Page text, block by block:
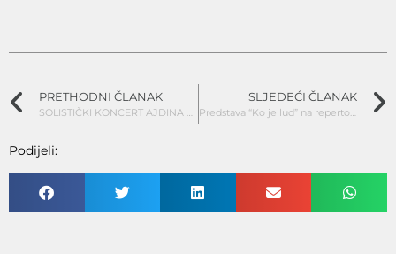
PRETHODNI ČLANAK
SOLISTIČKI KONCERT AJDINA OSMANOVIĆA I PROFESORA JASMINA BRAŠNJIĆA U CAZINU
SLJEDEĆI ČLANAK
Predstava “Ko je lud” na repertoaru CKT
Podijeli: